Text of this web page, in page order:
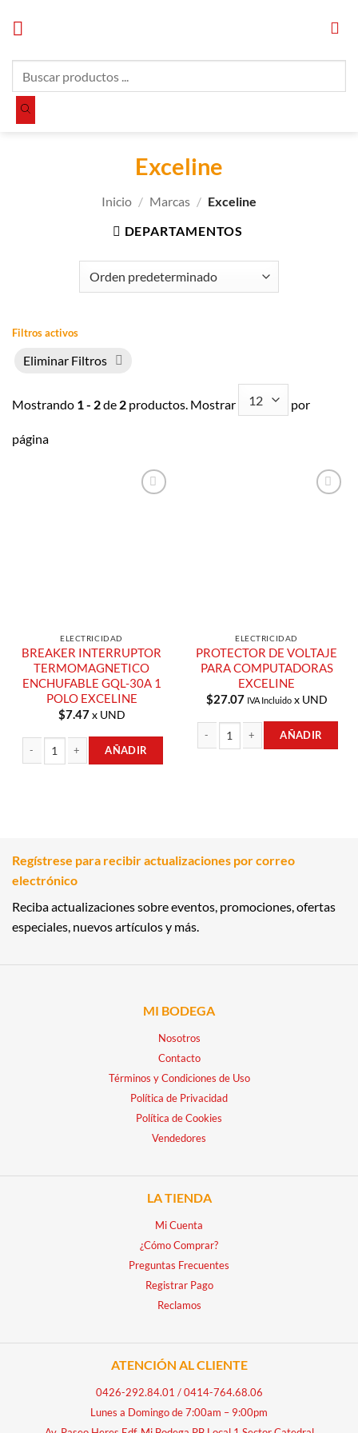
productos
Exceline
Inicio / Marcas / Exceline
DEPARTAMENTOS
Filtros activos
Eliminar Filtros
Mostrando 1 - 2de 2 productos. Mostrar por
página
ELECTRICIDAD
BREAKER INTERRUPTOR
TERMOMAGNETICO
ENCHUFABLE GQL-30A 1
POLO EXCELINE
$7.47x UND
AÑADIR
ELECTRICIDAD
PROTECTOR DE VOLTAJE
PARA COMPUTADORAS
EXCELINE
$27.07 IVA Incluidox UND
AÑADIR
Regístrese para recibir actualizaciones por correo
electrónico
Reciba actualizaciones sobre eventos, promociones, ofertas
especiales, nuevos artículos y más.
MI BODEGA
Nosotros
Contacto
Términos y Condiciones de Uso
Política de Privacidad
Política de Cookies
Vendedores
LA TIENDA
Mi Cuenta
¿Cómo Comprar?
Preguntas Frecuentes
Registrar Pago
Reclamos
ATENCIÓN AL CLIENTE
0426-292.84.01 /0414-764.68.06
Lunes a Domingo de 7:00am – 9:00pm